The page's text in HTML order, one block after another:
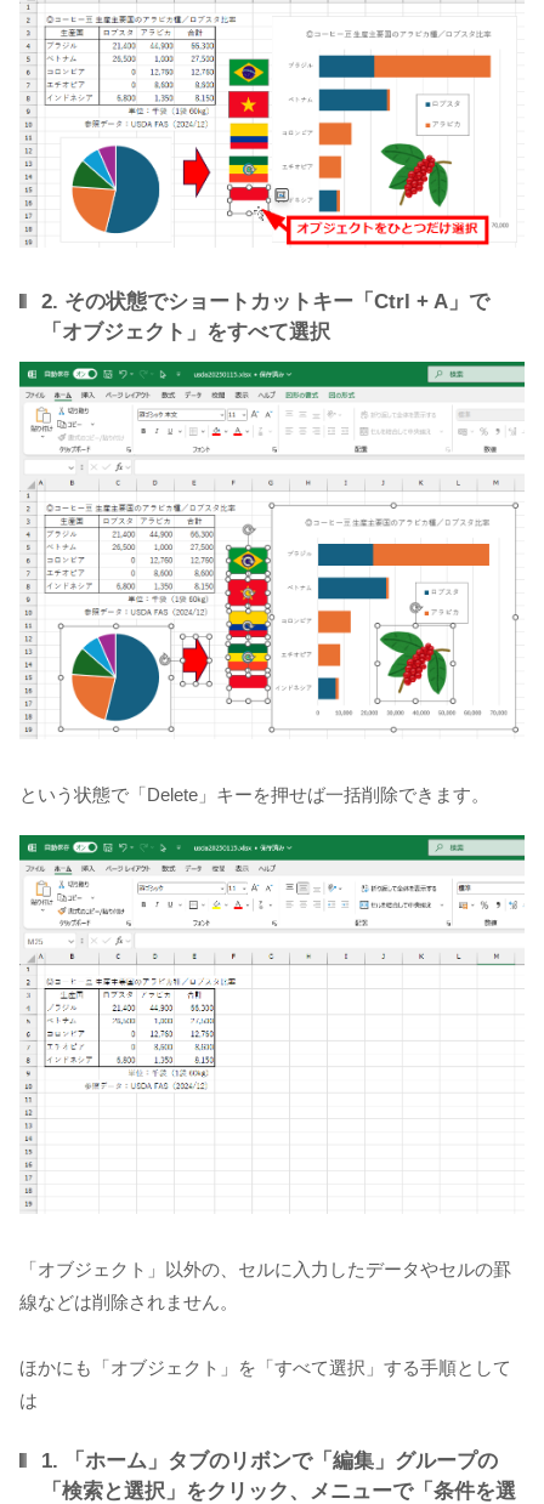
2. その状態でショートカットキー「Ctrl + A」で
「オブジェクト」をすべて選択
という状態で「Delete」キーを押せば一括削除できます。
「オブジェクト」以外の、セルに入力したデータやセルの罫
線などは削除されません。
ほかにも「オブジェクト」を「すべて選択」する手順として
は
1. 「ホーム」タブのリボンで「編集」グループの
「検索と選択」をクリック、メニューで「条件を選